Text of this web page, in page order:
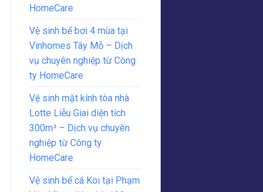
HomeCare
Vệ sinh bể bơi 4 mùa tại
Vinhomes Tây Mỗ – Dịch
vụ chuyên nghiệp từ Công
ty HomeCare
Vệ sinh mặt kính tòa nhà
Lotte Liễu Giai diện tích
300m² – Dịch vụ chuyên
nghiệp từ Công ty
HomeCare
Vệ sinh bể cá Koi tại Phạm